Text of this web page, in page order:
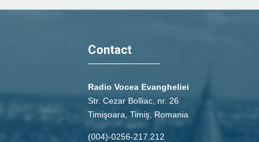
Contact
Radio Vocea Evangheliei
Str. Cezar Bolliac, nr. 26
Timişoara, Timiş, Romania
(004)-0256-217.212